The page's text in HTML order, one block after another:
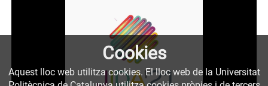
Cookies
Aquest lloc web utilitza cookies. El lloc web de la Universitat